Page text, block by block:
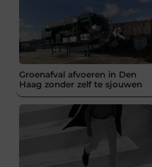
Groenafval afvoeren in Den
Haag zonder zelf te sjouwen